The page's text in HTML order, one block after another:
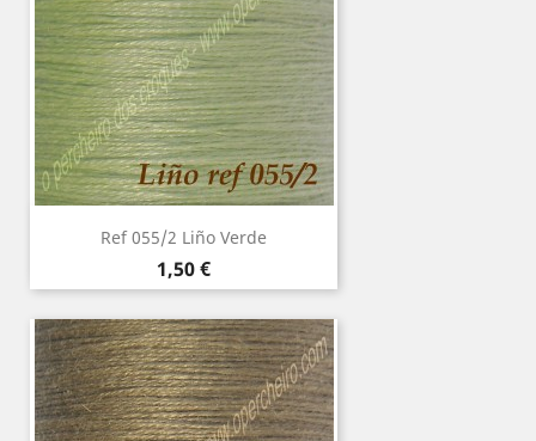
Ref 055/2 Liño Verde
Precio
1,50 €